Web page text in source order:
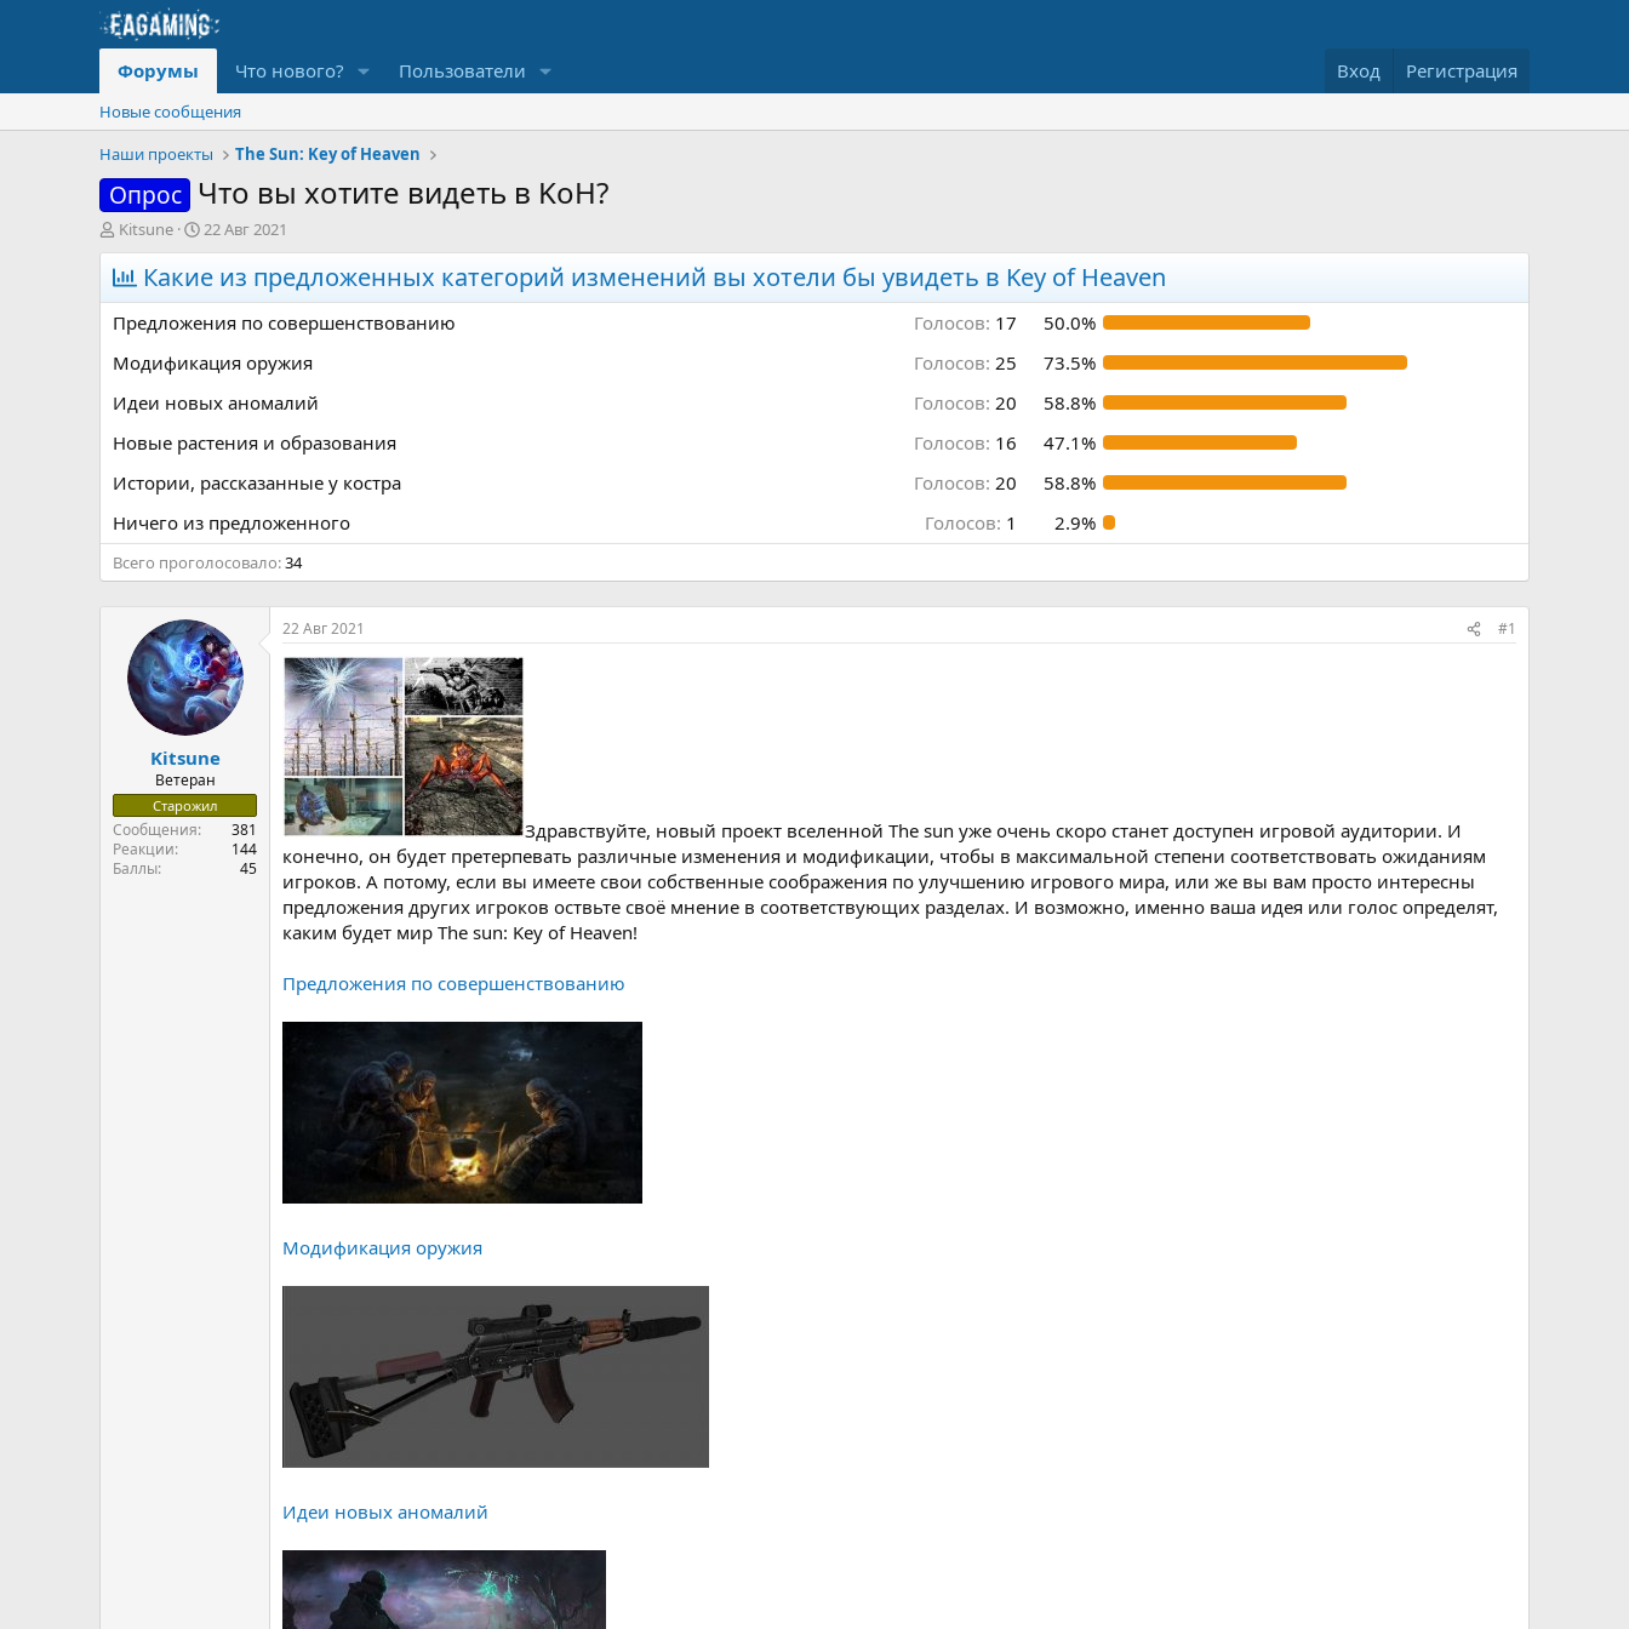
Форумы Что нового? Пользователи Вход Регистрация
Новые сообщения
Наши проекты
The Sun: Key of Heaven
Опрос Что вы хотите видеть в KoH?
А
в
т
о
р
е
ы
Kitsune
Д
а
т
н
ч
л
22 Авг 2021
Какие из предложенных категорий изменений вы хотели бы увидеть в Key of Heaven
Предложения по совершенствованию Голосов: 17
50.0%
Модификация оружия
Голосов: 25
73.5%
Идеи новых аномалий
Голосов: 20
58.8%
Новые растения и образования
Голосов: 16
47.1%
Истории, рассказанные у костра
Голосов: 20
58.8%
Ничего из предложенного
Голосов: 1 2.9%
Всего проголосовало 34
Kitsune
Ветеран
Старожил
Сообщения
381
Реакции
144
Баллы
45
22 Авг 2021 #1
Здравствуйте, новый проект вселенной The sun уже очень скоро станет доступен игровой аудитории. И
конечно, он будет претерпевать различные изменения и модификации, чтобы в максимальной степени соответствовать ожиданиям
игроков. А потому, если вы имеете свои собственные соображения по улучшению игрового мира, или же вы вам просто интересны
предложения других игроков оствьте своё мнение в соответствующих разделах. И возможно, именно ваша идея или голос определят,
каким будет мир The sun: Key of Heaven!
Предложения по совершенствованию
Модификация оружия
Идеи новых аномалий